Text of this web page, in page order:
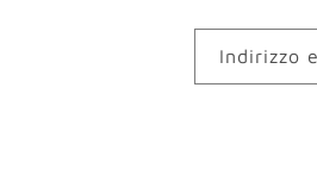
Indirizzo